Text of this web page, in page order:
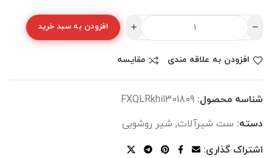
افزودن به سبد خرید
افزودن به علاقه مندی مقایسه
شناسه محصول: FXQLRkhi1301809
دسته: ست شیرآلات, شیر روشویی
اشتراک گذاری: